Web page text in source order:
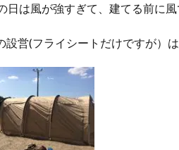
は風が強すぎて、建てる前に風
営(フライシートだけですが）は